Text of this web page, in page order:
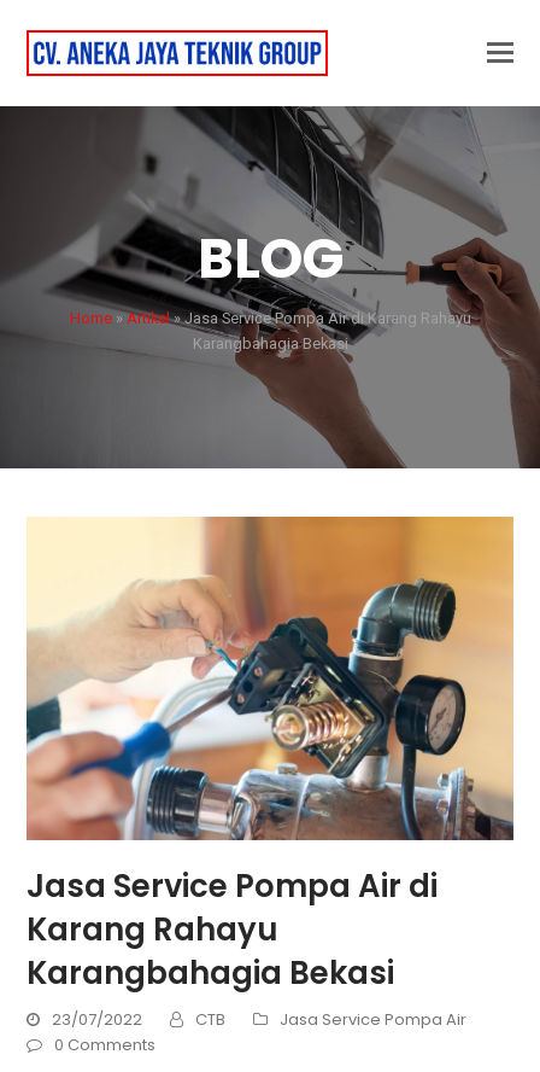
BLOG
Home»Artikel»Jasa Service Pompa Air di Karang Rahayu
Karangbahagia Bekasi
Jasa Service Pompa Air di
Karang Rahayu
Karangbahagia Bekasi
23/07/2022 CTB
Jasa Service Pompa Air
0 Comments